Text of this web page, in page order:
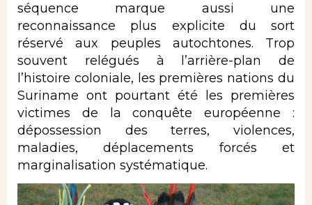
séquence marque aussi une
reconnaissance plus explicite du sort
réservé aux peuples autochtones. Trop
souvent relégués à l’arrière-plan de
l’histoire coloniale, les premières nations du
Suriname ont pourtant été les premières
victimes de la conquête européenne :
dépossession des terres, violences,
maladies, déplacements forcés et
marginalisation systématique.